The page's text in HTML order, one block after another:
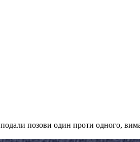
позови один проти одного,